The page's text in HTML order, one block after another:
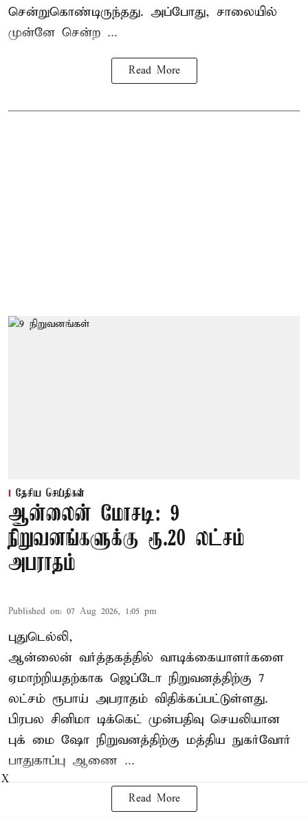
சென்றுகொண்டிருந்தது. அப்போது, சாலையில்
முன்னே சென்ற ...
Read More
தேசிய செய்திகள்
ஆன்லைன் மோசடி: 9
நிறுவனங்களுக்கு ரூ.20 லட்சம்
அபராதம்
Published on: 07 Aug 2026, 1:05 pm
புதுடெல்லி,
ஆன்லைன் வர்த்தகத்தில் வாடிக்கையாளர்களை
ஏமாற்றியதற்காக ஜெப்டோ நிறுவனத்திற்கு 7
லட்சம் ரூபாய் அபராதம் விதிக்கப்பட்டுள்ளது.
பிரபல சினிமா டிக்கெட் முன்பதிவு செயலியான
புக் மை ஷோ நிறுவனத்திற்கு மத்திய நுகர்வோர்
பாதுகாப்பு ஆணை ...
Read More
X